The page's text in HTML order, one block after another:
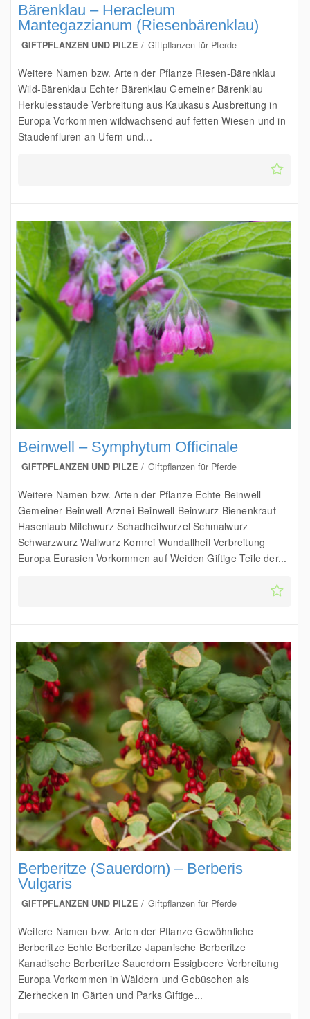
Bärenklau – Heracleum
Mantegazzianum (Riesenbärenklau)
GIFTPFLANZEN UND PILZE Giftpflanzen für Pferde
Weitere Namen bzw. Arten der Pflanze Riesen-Bärenklau
Wild-Bärenklau Echter Bärenklau Gemeiner Bärenklau
Herkulesstaude Verbreitung aus Kaukasus Ausbreitung in
Europa Vorkommen wildwachsend auf fetten Wiesen und in
Staudenfluren an Ufern und...
Beinwell – Symphytum Officinale
GIFTPFLANZEN UND PILZE Giftpflanzen für Pferde
Weitere Namen bzw. Arten der Pflanze Echte Beinwell
Gemeiner Beinwell Arznei-Beinwell Beinwurz Bienenkraut
Hasenlaub Milchwurz Schadheilwurzel Schmalwurz
Schwarzwurz Wallwurz Komrei Wundallheil Verbreitung
Europa Eurasien Vorkommen auf Weiden Giftige Teile der...
Berberitze (Sauerdorn) – Berberis
Vulgaris
GIFTPFLANZEN UND PILZE Giftpflanzen für Pferde
Weitere Namen bzw. Arten der Pflanze Gewöhnliche
Berberitze Echte Berberitze Japanische Berberitze
Kanadische Berberitze Sauerdorn Essigbeere Verbreitung
Europa Vorkommen in Wäldern und Gebüschen als
Zierhecken in Gärten und Parks Giftige...